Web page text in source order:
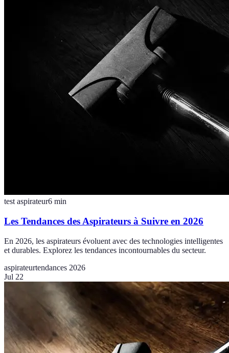
test aspirateur6 min
Les Tendances des Aspirateurs à Suivre en 2026
En 2026, les aspirateurs évoluent avec des technologies intelligentes
et durables. Explorez les tendances incontournables du secteur.
aspirateurtendances 2026
Jul 22